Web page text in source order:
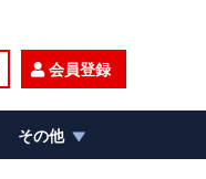
会員登録
その他